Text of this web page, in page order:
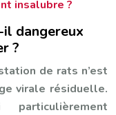
insalubre ?
dangereux
?
de rats n’est
virale résiduelle.